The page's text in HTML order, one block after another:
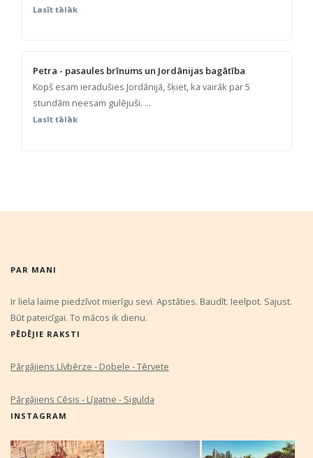
Lasīt tālāk
Petra - pasaules brīnums un Jordānijas bagātība
Kopš esam ieradušies Jordānijā, šķiet, ka vairāk par 5
stundām neesam gulējuši. ...
Lasīt tālāk
PAR MANI
Ir liela laime piedzīvot mierīgu sevi. Apstāties. Baudīt. Ieelpot. Sajust.
Būt pateicīgai. To mācos ik dienu.
PĒDĒJIE RAKSTI
Pārgājiens Līvbērze - Dobele - Tērvete
Pārgājiens Cēsis - Līgatne - Sigulda
INSTAGRAM